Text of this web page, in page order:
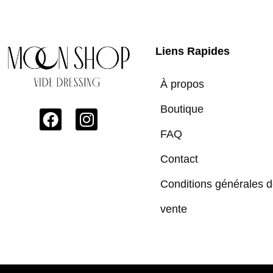
Liens Rapides
À propos
Boutique
FAQ
Contact
Conditions générales
vente